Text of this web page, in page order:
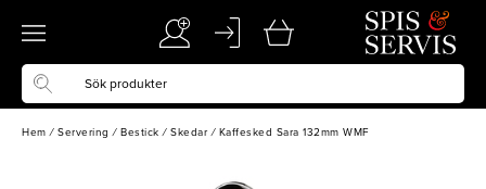
Hem / Servering / Bestick / Skedar / Kaffesked Sara 132mm WMF